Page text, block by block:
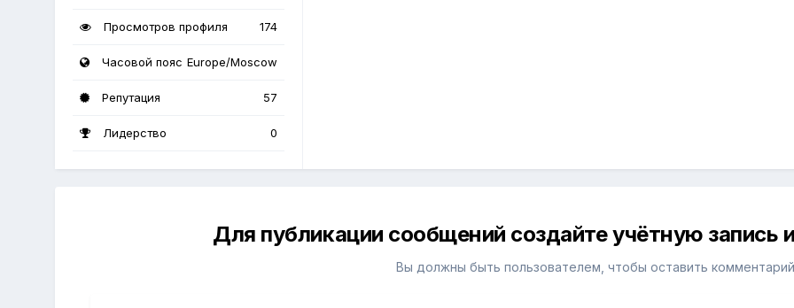
Просмотров профиля 174
Часовой пояс Europe/Moscow
Репутация 57
Лидерство 0
Для публикации сообщений создайте учётную запись
Вы должны быть пользователем, чтобы оставить комментарий